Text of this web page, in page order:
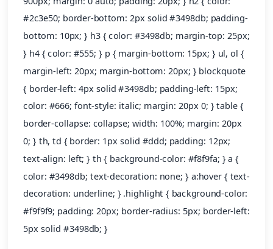
#2c3e50; border-bottom: 2px solid #3498db; padding-
bottom: 10px; } h3 { color: #3498db; margin-top: 25px;
} h4 { color: #555; } p { margin-bottom: 15px; } ul, ol {
margin-left: 20px; margin-bottom: 20px; } blockquote
{ border-left: 4px solid #3498db; padding-left: 15px;
color: #666; font-style: italic; margin: 20px 0; } table {
border-collapse: collapse; width: 100%; margin: 20px
0; } th, td { border: 1px solid #ddd; padding: 12px;
text-align: left; } th { background-color: #f8f9fa; } a {
color: #3498db; text-decoration: none; } a:hover { text-
decoration: underline; } .highlight { background-color:
#f9f9f9; padding: 20px; border-radius: 5px; border-left:
5px solid #3498db; }